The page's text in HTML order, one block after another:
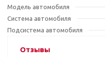
Модель автомобиля
Система автомобиля
Подсистема автомобиля
Отзывы